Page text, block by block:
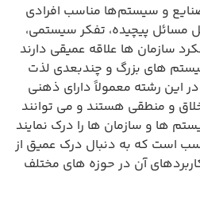
و سیستم‌ها مناسب افرادی
مسائل پیچیده، تفکر سیستمی،
سازمان ها علاقه عمیقی دارند
های بزرگ و چندبعدی لذت
این رشته معمولاً دارای ذهنی
و منطقی هستند و می توانند
ها و سازمان ها را درک نمایند
است که به دنبال درک عمیق از
آن در حوزه های مختلف